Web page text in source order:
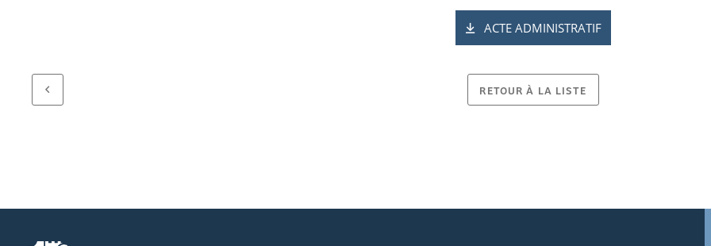
ACTE ADMINISTRATIF
RETOUR À LA LISTE